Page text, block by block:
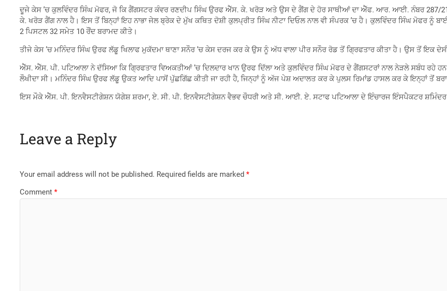
ਦੂਜੇ ਕੇਸ ’ਚ ਕੁਲਵਿੰਦਰ ਸਿੰਘ ਮੋਫਰ, ਜੋ ਕਿ ਗੈਂਗਸਟਰ ਕੰਵਰ ਰਣਦੀਪ ਸਿੰਘ ਉਰਫ ਐੱਸ. ਕੇ. ਖਰੋੜ ਅਤੇ ਉਸ ਦੇ ਗੈਂਗ ਦੇ ਹੋਰ ਸਾਥੀਆਂ ਦਾ ਐੱਫ. ਆਰ. ਆਈ. ਨੰਬਰ 287/21
ਕੇ. ਖਰੋੜ ਗੈਂਗ ਨਾਲ ਹੈ। ਇਸ ਤੋਂ ਬਿਨ੍ਹਾਂ ਇਹ ਨਾਭਾ ਜੇਲ ਬ੍ਰੇਕ ਦੇ ਮੁੱਖ ਕਥਿਤ ਦੋਸ਼ੀ ਕੁਲਪ੍ਰੀਤ ਸਿੰਘ ਨੀਟਾ ਦਿਓਲ ਨਾਲ ਵੀ ਸੰਪਰਕ ’ਚ ਹੈ। ਕੁਲਵਿੰਦਰ ਸਿੰਘ ਮੋਫਰ ਨੂੰ
2 ਪਿਸਟਲ 32 ਸਮੇਤ 10 ਰੌਂਦ ਬਰਾਮਦ ਕੀਤੇ।
ਤੀਜੇ ਕੇਸ ’ਚ ਮਨਿੰਦਰ ਸਿੰਘ ਉਰਫ ਲੱਡੂ ਖਿਲਾਫ ਮੁਕੱਦਮਾ ਥਾਣਾ ਸਨੌਰ ’ਚ ਕੇਸ ਦਰਜ ਕਰ ਕੇ ਉਸ ਨੂੰ ਅੱਧ ਵਾਲਾ ਪੀਰ ਸਨੌਰ ਰੋਡ ਤੋਂ ਗ੍ਰਿਫਤਾਰ ਕੀਤਾ ਹੈ। ਉਸ ਤੋਂ ਇਕ
ਐੱਸ. ਐੱਸ. ਪੀ. ਪਟਿਆਲਾ ਨੇ ਦੱਸਿਆ ਕਿ ਗ੍ਰਿਫਤਾਰ ਵਿਅਕਤੀਆਂ ’ਚ ਦਿਲਦਾਰ ਖਾਨ ਉਰਫ ਦਿੱਲਾ ਅਤੇ ਕੁਲਵਿੰਦਰ ਸਿੰਘ ਮੋਫਰ ਦੇ ਗੈਂਗਸਟਰਾਂ ਨਾਲ ਨੇੜਲੇ ਸਬੰਧ ਰਹੇ
ਲੌਖੀਦਾ ਸੀ। ਮਨਿੰਦਰ ਸਿੰਘ ਉਰਫ ਲੱਡੂ ਉਕਤ ਆਦਿ ਪਾਸੋਂ ਪੁੱਛਗਿੱਛ ਕੀਤੀ ਜਾ ਰਹੀ ਹੈ, ਜਿਨ੍ਹਾਂ ਨੂੰ ਅੱਜ ਪੇਸ਼ ਅਦਾਲਤ ਕਰ ਕੇ ਪੁਲਸ ਰਿਮਾਂਡ ਹਾਸਲ ਕਰ ਕੇ ਇਨ੍ਹਾਂ ਤੋਂ
ਇਸ ਮੌਕੇ ਐੱਸ. ਪੀ. ਇਨਵੈਸਟੀਗੇਸ਼ਨ ਯੋਗੇਸ਼ ਸ਼ਰਮਾ, ਏ. ਸੀ. ਪੀ. ਇਨਵੈਸਟੀਗੇਸ਼ਨ ਵੈਭਵ ਚੌਧਰੀ ਅਤੇ ਸੀ. ਆਈ. ਏ. ਸਟਾਫ ਪਟਿਆਲਾ ਦੇ ਇੰਚਾਰਜ ਇੰਸਪੈਕਟਰ ਸ਼ਮਿੰਦਰ
Leave a Reply
Your email address will not be published. Required fields are marked*
Comment*